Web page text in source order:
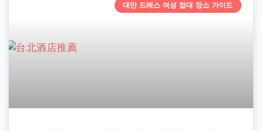
대만 드레스 여성 접대 장소 가이드